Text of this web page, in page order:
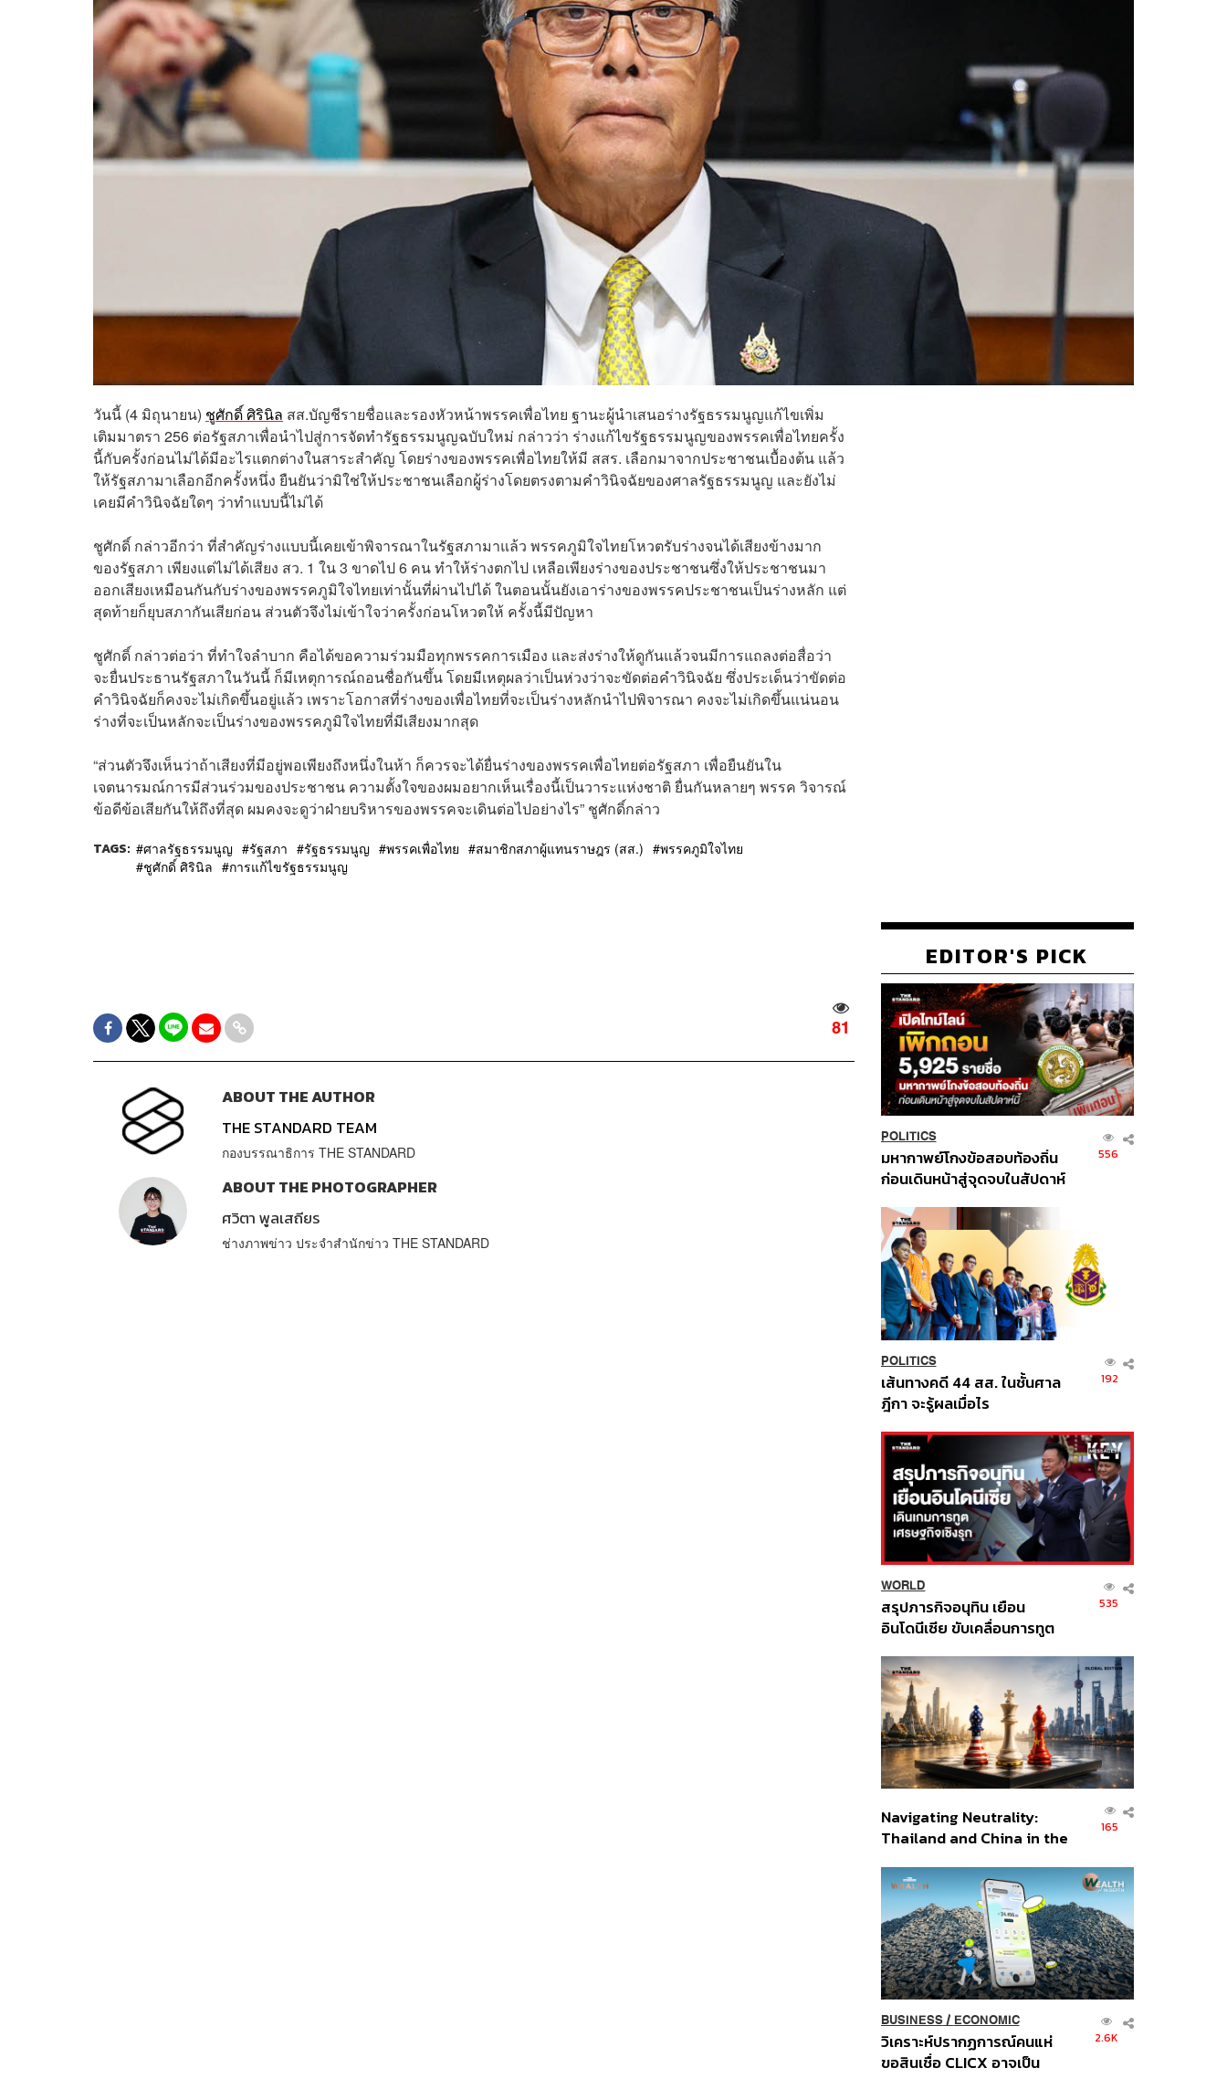
วันนี้ (4 มิถุนายน) ชูศักดิ์ ศิรินิล สส.บัญชีรายชื่อและรองหัวหน้าพรรคเพื่อไทย ฐานะผู้นำเสนอร่างรัฐธรรมนูญแก้ไขเพิ่ม
เติมมาตรา 256 ต่อรัฐสภาเพื่อนำไปสู่การจัดทำรัฐธรรมนูญฉบับใหม่ กล่าวว่า ร่างแก้ไขรัฐธรรมนูญของพรรคเพื่อไทยครั้ง
นี้กับครั้งก่อนไม่ได้มีอะไรแตกต่างในสาระสำคัญ โดยร่างของพรรคเพื่อไทยให้มี สสร. เลือกมาจากประชาชนเบื้องต้น แล้ว
ให้รัฐสภามาเลือกอีกครั้งหนึ่ง ยืนยันว่ามิใช่ให้ประชาชนเลือกผู้ร่างโดยตรงตามคำวินิจฉัยของศาลรัฐธรรมนูญ และยังไม่
เคยมีคำวินิจฉัยใดๆ ว่าทำแบบนี้ไม่ได้
ชูศักดิ์ กล่าวอีกว่า ที่สำคัญร่างแบบนี้เคยเข้าพิจารณาในรัฐสภามาแล้ว พรรคภูมิใจไทยโหวตรับร่างจนได้เสียงข้างมาก
ของรัฐสภา เพียงแต่ไม่ได้เสียง สว. 1 ใน 3 ขาดไป 6 คน ทำให้ร่างตกไป เหลือเพียงร่างของประชาชนซึ่งให้ประชาชนมา
ออกเสียงเหมือนกันกับร่างของพรรคภูมิใจไทยเท่านั้นที่ผ่านไปได้ ในตอนนั้นยังเอาร่างของพรรคประชาชนเป็นร่างหลัก แต่
สุดท้ายก็ยุบสภากันเสียก่อน ส่วนตัวจึงไม่เข้าใจว่าครั้งก่อนโหวตให้ ครั้งนี้มีปัญหา
ชูศักดิ์ กล่าวต่อว่า ที่ทำใจลำบาก คือได้ขอความร่วมมือทุกพรรคการเมือง และส่งร่างให้ดูกันแล้วจนมีการแถลงต่อสื่อว่า
จะยื่นประธานรัฐสภาในวันนี้ ก็มีเหตุการณ์ถอนชื่อกันขึ้น โดยมีเหตุผลว่าเป็นห่วงว่าจะขัดต่อคำวินิจฉัย ซึ่งประเด็นว่าขัดต่อ
คำวินิจฉัยก็คงจะไม่เกิดขึ้นอยู่แล้ว เพราะโอกาสที่ร่างของเพื่อไทยที่จะเป็นร่างหลักนำไปพิจารณา คงจะไม่เกิดขึ้นแน่นอน
ร่างที่จะเป็นหลักจะเป็นร่างของพรรคภูมิใจไทยที่มีเสียงมากสุด
“ส่วนตัวจึงเห็นว่าถ้าเสียงที่มีอยู่พอเพียงถึงหนึ่งในห้า ก็ควรจะได้ยื่นร่างของพรรคเพื่อไทยต่อรัฐสภา เพื่อยืนยันใน
เจตนารมณ์การมีส่วนร่วมของประชาชน ความตั้งใจของผมอยากเห็นเรื่องนี้เป็นวาระแห่งชาติ ยื่นกันหลายๆ พรรค วิจารณ์
ข้อดีข้อเสียกันให้ถึงที่สุด ผมคงจะดูว่าฝ่ายบริหารของพรรคจะเดินต่อไปอย่างไร” ชูศักดิ์กล่าว
TAGS: ศาลรัฐธรรมนูญ รัฐสภา รัฐธรรมนูญ พรรคเพื่อไทย สมาชิกสภาผู้แทนราษฎร (สส.)
พรรคภูมิใจไทย
ชูศักดิ์ ศิรินิล
การแก้ไขรัฐธรรมนูญ
81
ABOUT THE AUTHOR
THE STANDARD TEAM
กองบรรณาธิการ THE STANDARD
ABOUT THE PHOTOGRAPHER
ศวิตา พูลเสถียร
ช่างภาพข่าว ประจำสำนักข่าว THE STANDARD
EDITOR'S PICK
POLITICS
มหากาพย์โกงข้อสอบท้องถิ่น
ก่อนเดินหน้าสู่จุดจบในสัปดาห์
556
POLITICS
เส้นทางคดี 44 สส. ในชั้นศาล
ฎีกา จะรู้ผลเมื่อไร
192
WORLD
สรุปภารกิจอนุทิน เยือน
อินโดนีเซีย ขับเคลื่อนการทูต
ส่วนยุทธศาสตร์ไทย –
อินโดนีเซีย
535
Navigating Neutrality:
Thailand and China in the
Order
165
BUSINESS/ ECONOMIC
วิเคราะห์ปรากฏการณ์คนแห่
ขอสินเชื่อ CLICX อาจเป็น
2.6K